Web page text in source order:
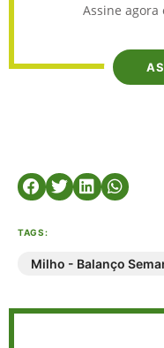
Assine
TAGS:
Milho - Balanço